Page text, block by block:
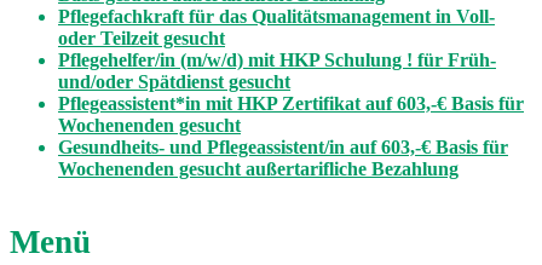
Pflegefachkraft für das Qualitätsmanagement in Voll-
oder Teilzeit gesucht
Pflegehelfer/in (m/w/d) mit HKP Schulung ! für Früh-
und/oder Spätdienst gesucht
Pflegeassistent*in mit HKP Zertifikat auf 603,-€ Basis für
Wochenenden gesucht
Gesundheits- und Pflegeassistent/in auf 603,-€ Basis für
Wochenenden gesucht außertarifliche Bezahlung
Menü